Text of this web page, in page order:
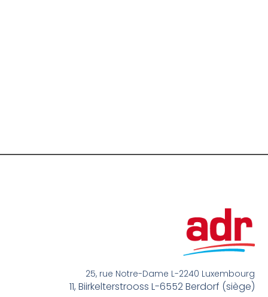
25, rue Notre-Dame L-2240 Luxembourg
11, Biirkelterstrooss L-6552 Berdorf (siège)